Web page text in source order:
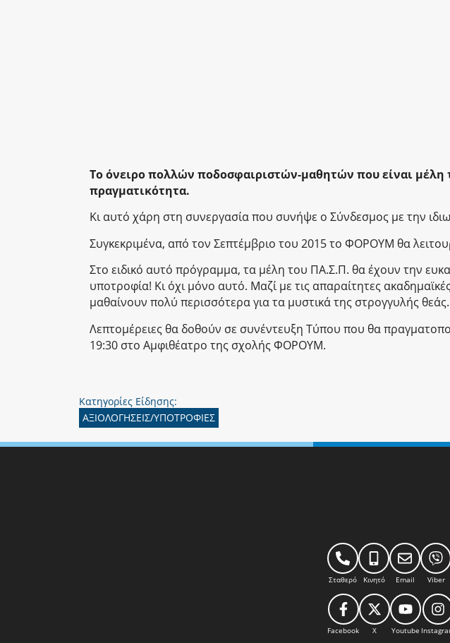
Το όνειρο πολλών ποδοσφαιριστών-μαθητών που είναι μέλη
πραγματικότητα.
Κι αυτό χάρη στη συνεργασία που συνήψε ο Σύνδεσμος με την
Συγκεκριμένα, από τον Σεπτέμβριο του 2015 το ΦΟΡΟΥΜ θα
Στο ειδικό αυτό πρόγραμμα, τα μέλη του ΠΑ.Σ.Π. θα έχουν την
υποτροφία! Κι όχι μόνο αυτό. Μαζί με τις απαραίτητες
μαθαίνουν πολύ περισσότερα για τα μυστικά της στρογγυλής θεάς.
Λεπτομέρειες θα δοθούν σε συνέντευξη Τύπου που θα
19:30 στο Αμφιθέατρο της σχολής ΦΟΡΟΥΜ.
Κατηγορίες Είδησης:
ΑΞΙΟΛΟΓΗΣΕΙΣ/ΥΠΟΤΡΟΦΙΕΣ
Σταθερό Κινητό Email Viber
Facebook X Youtube